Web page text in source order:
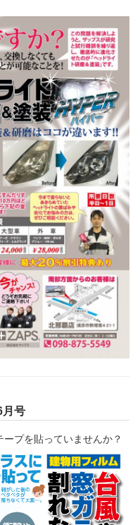
号
プを貼っていませんか？